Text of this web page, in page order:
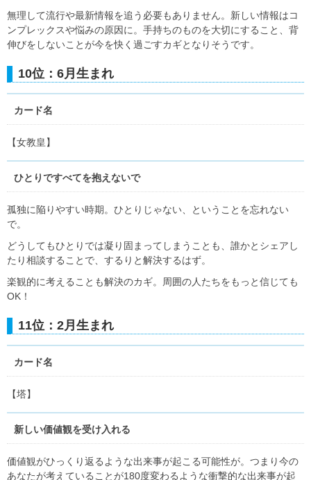
無理して流行や最新情報を追う必要もありません。新しい情報はコ
ンプレックスや悩みの原因に。手持ちのものを大切にすること、背
伸びをしないことが今を快く過ごすカギとなりそうです。
10位：6月生まれ
カード名
【女教皇】
ひとりですべてを抱えないで
孤独に陥りやすい時期。ひとりじゃない、ということを忘れない
で。
どうしてもひとりでは凝り固まってしまうことも、誰かとシェアし
たり相談することで、するりと解決するはず。
楽観的に考えることも解決のカギ。周囲の人たちをもっと信じても
OK！
11位：2月生まれ
カード名
【塔】
新しい価値観を受け入れる
価値観がひっくり返るような出来事が起こる可能性が。つまり今の
あなたが考えていることが180度変わるような衝撃的な出来事が起